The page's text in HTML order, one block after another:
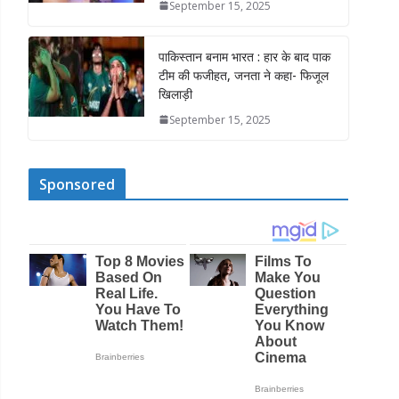
September 15, 2025
पाकिस्तान बनाम भारत : हार के बाद पाक
टीम की फजीहत, जनता ने कहा- फिजूल
खिलाड़ी
September 15, 2025
Sponsored